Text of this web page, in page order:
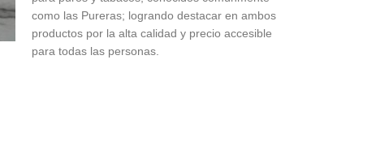
como las Pureras; logrando destacar en ambos
productos por la alta calidad y precio accesible
para todas las personas.